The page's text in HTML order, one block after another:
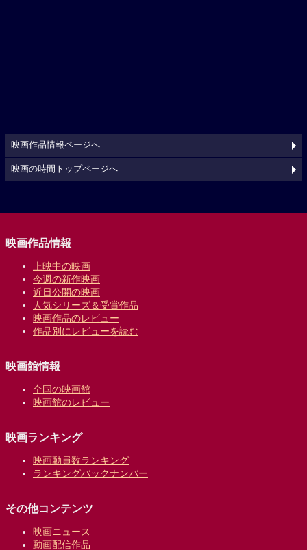
映画作品情報ページへ
映画の時間トップページへ
映画作品情報
上映中の映画
今週の新作映画
近日公開の映画
人気シリーズ＆受賞作品
映画作品のレビュー
作品別にレビューを読む
映画館情報
全国の映画館
映画館のレビュー
映画ランキング
映画動員数ランキング
ランキングバックナンバー
その他コンテンツ
映画ニュース
動画配信作品